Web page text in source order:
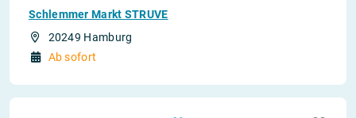
Schlemmer Markt STRUVE
20249 Hamburg
Ab sofort